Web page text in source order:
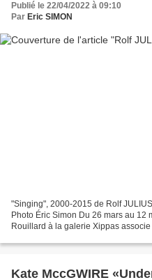
Publié le 22/04/2022 à 09:10
Par Eric SIMON
"Singing", 2000-2015 de Rolf
Photo Éric Simon Du 26 mars au 12
Rouillard à la galerie Xippas
Kate MccGWIRE